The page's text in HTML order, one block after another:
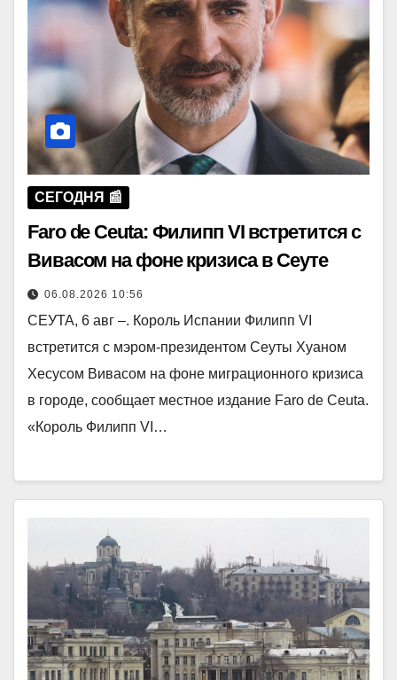
СЕГОДНЯ 📰
Faro de Ceuta: Филипп VI встретится с
Вивасом на фоне кризиса в Сеуте
06.08.2026 10:56
СЕУТА, 6 авг –. Король Испании Филипп VI
встретится с мэром-президентом Сеуты Хуаном
Хесусом Вивасом на фоне миграционного кризиса
в городе, сообщает местное издание Faro de Ceuta.
«Король Филипп VI…